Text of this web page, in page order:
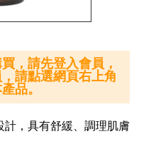
，具有舒緩、調理肌膚
，請先登入會員，
請點選網頁右上角
品。